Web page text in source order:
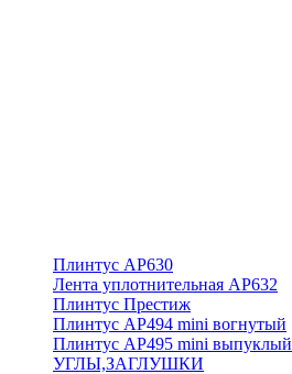
Плинтус АР630
Лента уплотнительная АР632
Плинтус Престиж
Плинтус АР494 mini вогнутый
Плинтус АР495 mini выпуклый
УГЛЫ,ЗАГЛУШКИ